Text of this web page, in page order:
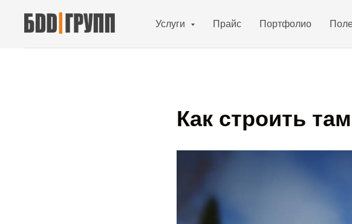
Услуги Прайс Портфолио
Как строить